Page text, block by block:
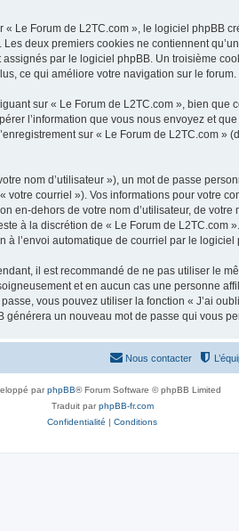
Le Forum de L2TC.com », le logiciel phpBB
deux premiers cookies ne contiennent
par le logiciel phpBB. Un troisième
ce qui améliore votre navigation sur le forum.
sur « Le Forum de L2TC.com », bien
l’information que vous nous envoyez et
sur « Le Forum de L2TC.com
nom d’utilisateur »), un mot de passe
courriel »). Vos informations pour votre
dehors de votre nom d’utilisateur, de
à la discrétion de « Le Forum de
à l’envoi automatique de courriel par le logiciel
il est recommandé de ne pas utiliser le
et en aucun cas une personne
vous pouvez utiliser la fonction « J’ai
un nouveau mot de passe qui vous
Nous contacter
parphpBB® Forum Software © phpBB Limited
Traduit parphpBB-fr.com
Confidentialité | Conditions